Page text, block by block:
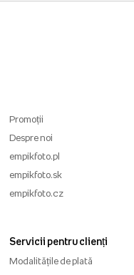
Promoții
Despre noi
empikfoto.pl
empikfoto.sk
empikfoto.cz
Servicii pentru clienți
Modalitățile de plată